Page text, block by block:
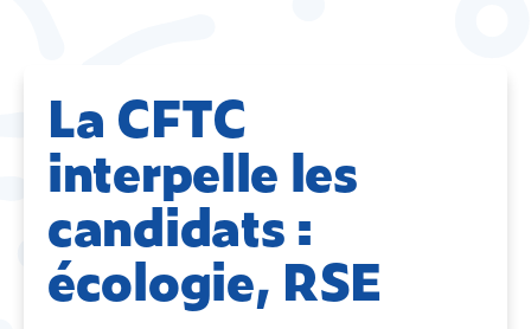
La CFTC
interpelle les
candidats :
écologie, RSE